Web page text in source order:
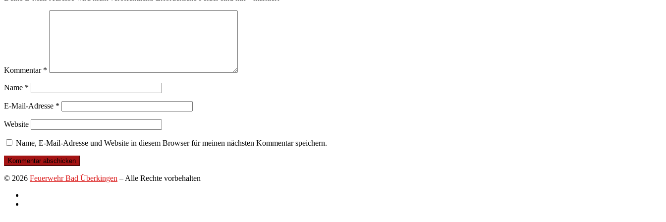
Kommentar *
Name *
E-Mail-Adresse *
Website
Name, E-Mail-Adresse und Website in diesem Browser für meinen nächsten Kommentar speichern.
© 2026 Feuerwehr Bad Überkingen – Alle Rechte vorbehalten